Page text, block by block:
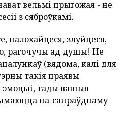
вельмі прыгожая - не
з сяброўкамі.
палохайцеся, злуйцеся,
рагочучы ад душы! Не
(вядома, калі для
такія праявы
эмоцыі, тады вашыя
па-сапраўднаму